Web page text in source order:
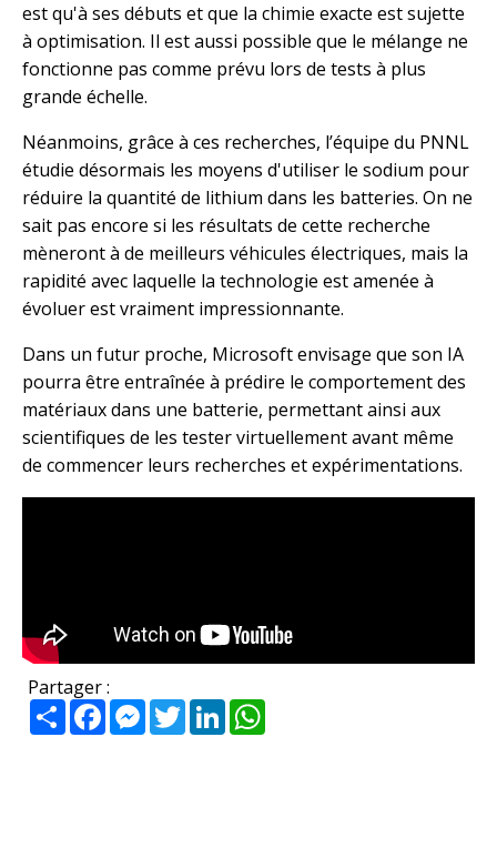
est qu'à ses débuts et que la chimie exacte est sujette
à optimisation. Il est aussi possible que le mélange ne
fonctionne pas comme prévu lors de tests à plus
grande échelle.
Néanmoins, grâce à ces recherches, l’équipe du PNNL
étudie désormais les moyens d'utiliser le sodium pour
réduire la quantité de lithium dans les batteries. On ne
sait pas encore si les résultats de cette recherche
mèneront à de meilleurs véhicules électriques, mais la
rapidité avec laquelle la technologie est amenée à
évoluer est vraiment impressionnante.
Dans un futur proche, Microsoft envisage que son IA
pourra être entraînée à prédire le comportement des
matériaux dans une batterie, permettant ainsi aux
scientifiques de les tester virtuellement avant même
de commencer leurs recherches et expérimentations.
Partager :
PartagerFacebookMessenger
TwitterLinkedIn